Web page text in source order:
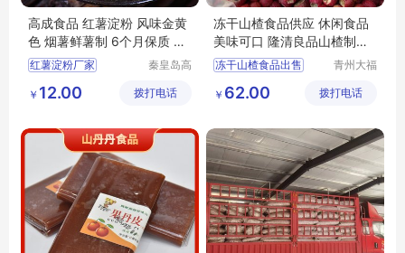
高成食品 红薯淀粉 风味金黄
色 烟薯鲜薯制 6个月保质 支
持代加工
红薯淀粉厂家
秦皇岛高
业股份有
￥ 12.00 拨打电话
冻干山楂食品供应 休闲食品
美味可口 隆清良品山楂制品
批发
冻干山楂食品出售
冻干山楂制品厂家出售
冻干山楂食品
青州大福
展有限公
￥ 62.00 拨打电话